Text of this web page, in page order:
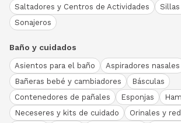
Saltadores y Centros de Actividades
Sonajeros
Baño y cuidados
Asientos para el baño
Aspiradores nasales
Bañeras bebé y cambiadores
Básculas
Contenedores de pañales
Esponjas
Neceseres y kits de cuidado
Orinales y